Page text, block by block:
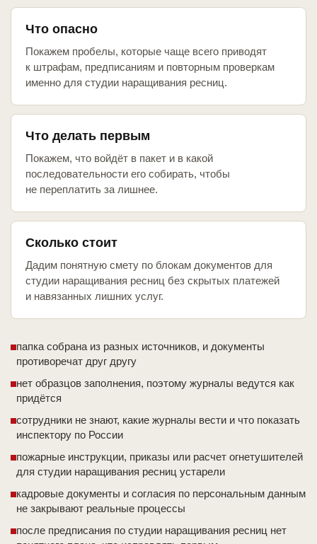
Что опасно
Покажем пробелы, которые чаще всего приводят
к штрафам, предписаниям и повторным проверкам
именно для студии наращивания ресниц.
Что делать первым
Покажем, что войдёт в пакет и в какой
последовательности его собирать, чтобы
не переплатить за лишнее.
Сколько стоит
Дадим понятную смету по блокам документов для
студии наращивания ресниц без скрытых платежей
и навязанных лишних услуг.
папка собрана из разных источников, и документы
противоречат друг другу
нет образцов заполнения, поэтому журналы ведутся как
придётся
сотрудники не знают, какие журналы вести и что показать
инспектору по России
пожарные инструкции, приказы или расчет огнетушителей
для студии наращивания ресниц устарели
кадровые документы и согласия по персональным данным
не закрывают реальные процессы
после предписания по студии наращивания ресниц нет